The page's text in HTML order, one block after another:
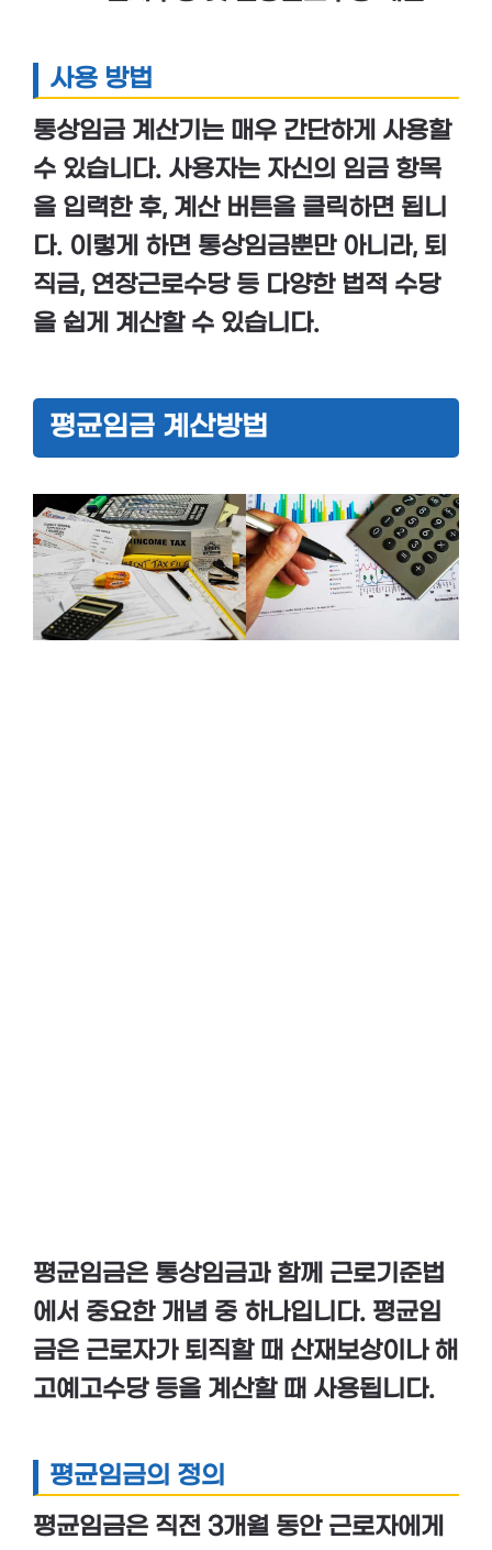
사용 방법
통상임금 계산기는 매우 간단하게 사용할
수 있습니다. 사용자는 자신의 임금 항목
을 입력한 후, 계산 버튼을 클릭하면 됩니
다. 이렇게 하면 통상임금뿐만 아니라, 퇴
직금, 연장근로수당 등 다양한 법적 수당
을 쉽게 계산할 수 있습니다.
평균임금 계산방법
평균임금은 통상임금과 함께 근로기준법
에서 중요한 개념 중 하나입니다. 평균임
금은 근로자가 퇴직할 때 산재보상이나해
고예고수당등을 계산할 때 사용됩니다.
평균임금의 정의
평균임금은 직전 3개월 동안근로자에게